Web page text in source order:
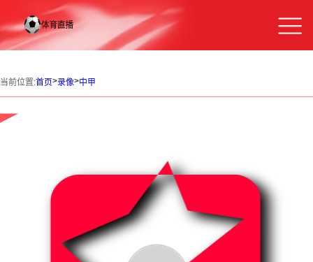
当前位置:首页>录像>中甲